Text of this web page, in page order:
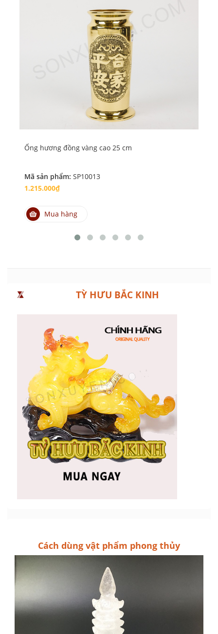
Ống hương đồng vàng cao 25 cm
Mã sản phẩm: SP10013
1.215.000₫
Mua hàng
TỲ HƯU BẮC KINH
Cách dùng vật phẩm phong thủy